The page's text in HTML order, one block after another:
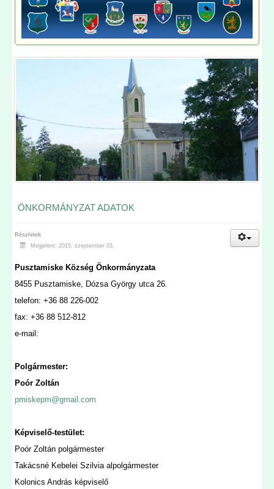
ÖNKORMÁNYZAT ADATOK
Részletek
Megjelent: 2015. szeptember 03.
Pusztamiske Község Önkormányzata
8455 Pusztamiske, Dózsa György utca 26.
telefon: +36 88 226-002
fax: +36 88 512-812
e-mail:
Polgármester:
Poór Zoltán
pmiskepm@gmail.com
Képviselő-testület:
Poór Zoltán polgármester
Takácsné Kebelei Szilvia alpolgármester
Kolonics András képviselő